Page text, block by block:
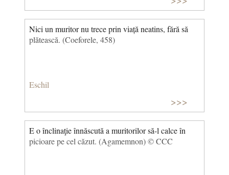
Nici un muritor nu trece prin viață neatins, fără să
plătească. (Coeforele, 458)
Eschil
>>>
E o înclinaţie înnăscută a muritorilor să-l calce în
picioare pe cel căzut. (Agamemnon) © CCC